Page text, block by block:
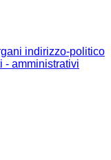
indirizzo-politico
- amministrativi